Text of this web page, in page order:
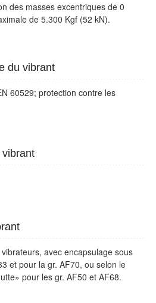
des masses excentriques de 0
de 5.300 Kgf (52 kN).
du vibrant
60529; protection contre les
vibrant
avec encapsulage sous
et pour la gr. AF70, ou selon le
pour les gr. AF50 et AF68.